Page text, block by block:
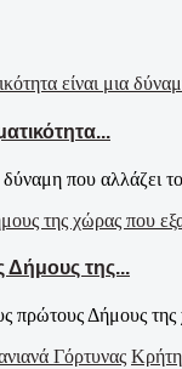
δύναμη που αλλάζει
Δήμους της...
πρώτους Δήμους
Κρήτη